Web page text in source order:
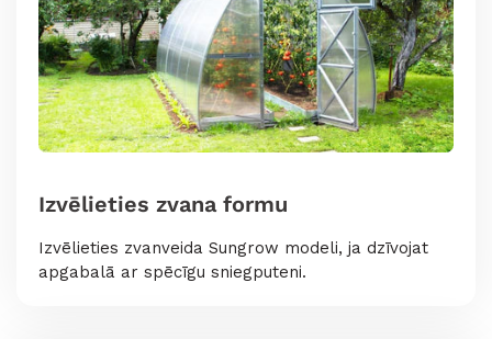
Izvēlieties zvana formu
Izvēlieties zvanveida Sungrow modeli, ja dzīvojat
apgabalā ar spēcīgu sniegputeni.